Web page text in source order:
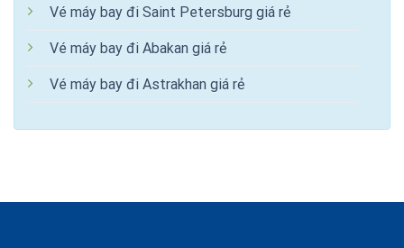
Vé máy bay đi Saint Petersburg giá rẻ
Vé máy bay đi Abakan giá rẻ
Vé máy bay đi Astrakhan giá rẻ